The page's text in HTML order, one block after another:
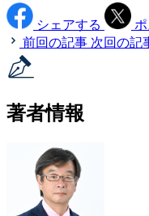
シェアする
前回の記事 次回の記
著者情報